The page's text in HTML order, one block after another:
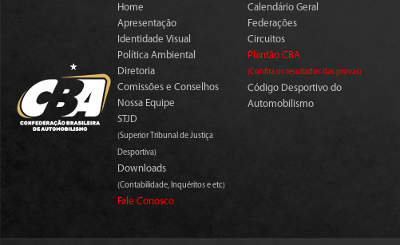
Home
Apresentação
Identidade Visual
Política Ambiental
Diretoria
Comissões e Conselhos
Nossa Equipe
STJD
(Superior Tribunal de Justiça
Desportiva)
Downloads
(Contabilidade, Inquéritos e etc)
Fale Conosco
Calendário Geral
Federações
Circuitos
Plantão CBA
(Confira os resultados das provas)
Código Desportivo do
Automobilismo